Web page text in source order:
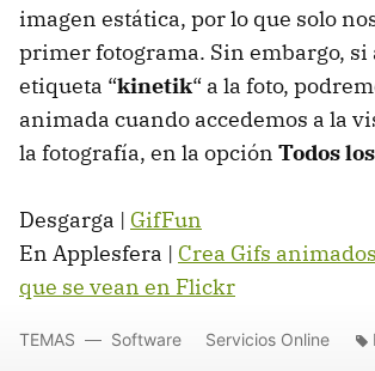
imagen estática, por lo que solo
primer fotograma. Sin embargo, si
etiqueta “kinetik“ a la foto,
animada cuando accedemos a la
la fotografía, en la opción Todos
Desgarga | GifFun
En Applesfera | Crea Gifs
que se vean en Flickr
TEMAS Software Servicios Online